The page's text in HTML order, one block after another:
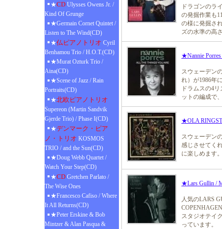
★CD Ulysses Owens Jr. /
Kind Of Grunge
★Germain Cornet Quintet /
Listen to The Wind(CD)
★仏ピアノトリオ Cyril
Benhamou Trio / H.O.T.(CD)
★Murat Ozturk Trio /
Aina(CD)
★Scene of Jazz / Rain
Portraits(CD)
★北欧ピアノトリオ
Supereon (Martin Sandvik
Gjerde Trio) / Phase I(CD)
★デンマーク・ピア
ノ・トリオ KOSMOS
TRIO / and the Sun(CD)
★Doug Webb Quartet /
Watch Your Step(CD)
★CD Gretchen Parlato /
The Wise Ones
★Francesco Cafiso / Where
It All Returns(CD)
★Peter Erskine & Bob
Mintzer & Alan Pasqua &
ドラゴンのラ
の発掘作業も
の様に発掘さ
ズの水準の高
★Nannie
スウェーデン
れ）が1986年
ドラムスの4
ットの編成で
★OLA
スウェーデン
感じさせてく
に楽しめます
★Lars Gullin /
人気のLARS
スタジオテイ
っています。